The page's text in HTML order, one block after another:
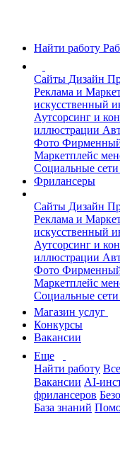
Найти работу
Сайты Дизайн
Реклама и
искусственный
Аутсорсинг и
иллюстрации
Фото
Маркетплейс
Социальные сети
Фрилансеры
Сайты Дизайн
Реклама и
искусственный
Аутсорсинг и
иллюстрации
Фото
Маркетплейс
Социальные сети
Магазин услуг
Конкурсы
Вакансии
Еще
Найти работу
Вакансии AI-
фрилансеров
База знаний